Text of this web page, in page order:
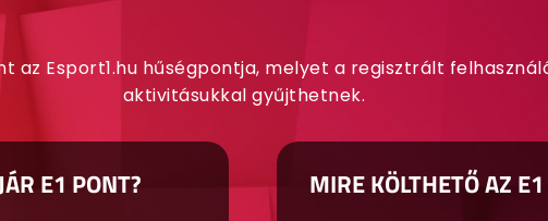
az Esport1.hu hűségpontja, melyet a regisztrált
aktivitásukkal gyűjthetnek.
E1 PONT? MIRE KÖLTHETŐ AZ